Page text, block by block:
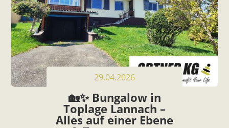
29.04.2026
🏡✨ Bungalow in
Toplage Lannach –
Alles auf einer Ebene